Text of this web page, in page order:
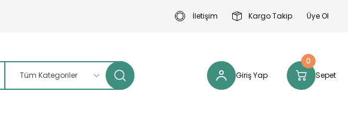
İletişim Kargo Takip Üye Ol
Giriş Yap
0
Sepet